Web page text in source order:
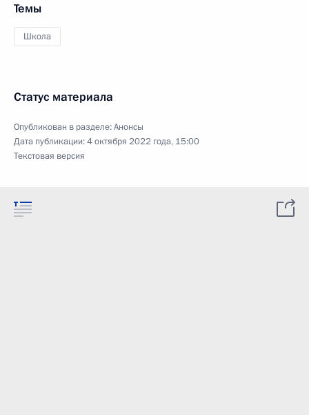
Темы
Школа
Статус материала
Опубликован в разделе:Анонсы
Дата публикации:4 октября 2022 года, 15:00
Текстовая версия